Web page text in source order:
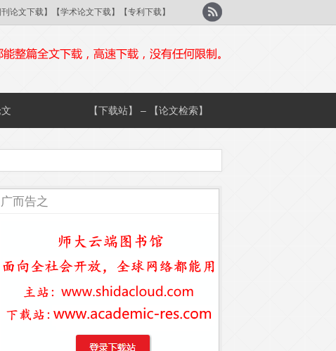
论文下载】【学术论文下载】【专利下载】
【下载站】 – 【论文检索】
词
广而告之